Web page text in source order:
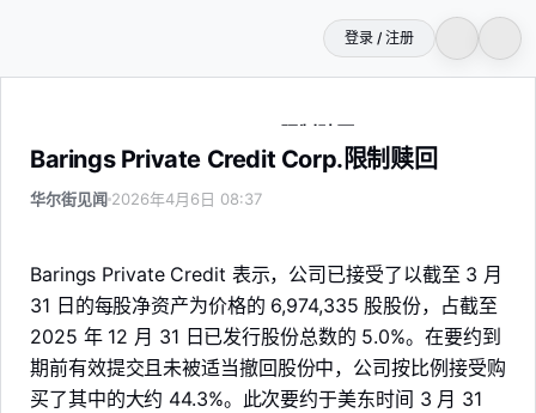
登录 / 注册
Barings Private Credit Corp.限制赎回
Barings Private Credit Corp.限制赎回
华尔街见闻 2026年4月6日 08:37
Barings Private Credit 表示，公司已接受了以截至 3 月
31 日的每股净资产为价格的 6,974,335 股股份，占截至
2025 年 12 月 31 日已发行股份总数的 5.0%。在要约到
期前有效提交且未被适当撤回股份中，公司按比例接受购
买了其中的大约 44.3%。此次要约于美东时间 3 月 31